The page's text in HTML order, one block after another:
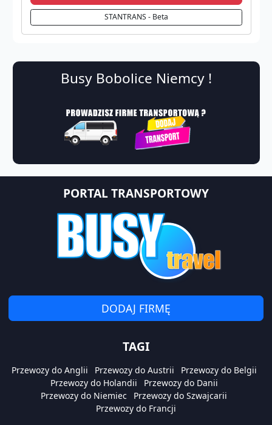
STANTRANS - Beta
Busy Bobolice Niemcy !
PORTAL TRANSPORTOWY
DODAJ FIRMĘ
TAGI
Przewozy do Anglii Przewozy do Austrii
Przewozy do Belgii
Przewozy do Holandii
Przewozy do Danii
Przewozy do Niemiec
Przewozy do Szwajcarii
Przewozy do Francji